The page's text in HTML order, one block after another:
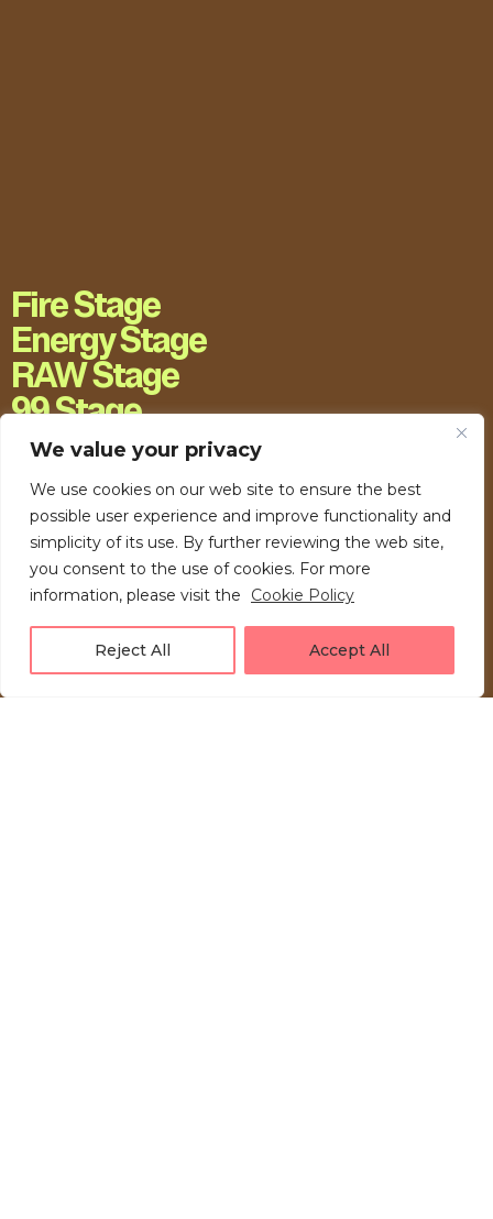
We value your privacy
We use cookies on our web site to ensure the best
possible user experience and improve functionality and
simplicity of its use. By further reviewing the web site,
you consent to the use of cookies. For more
information, please visit the
Cookie Policy
Reject All Accept All
Fire Stage
Energy Stage
RAW Stage
99 Stage
H20 Stage